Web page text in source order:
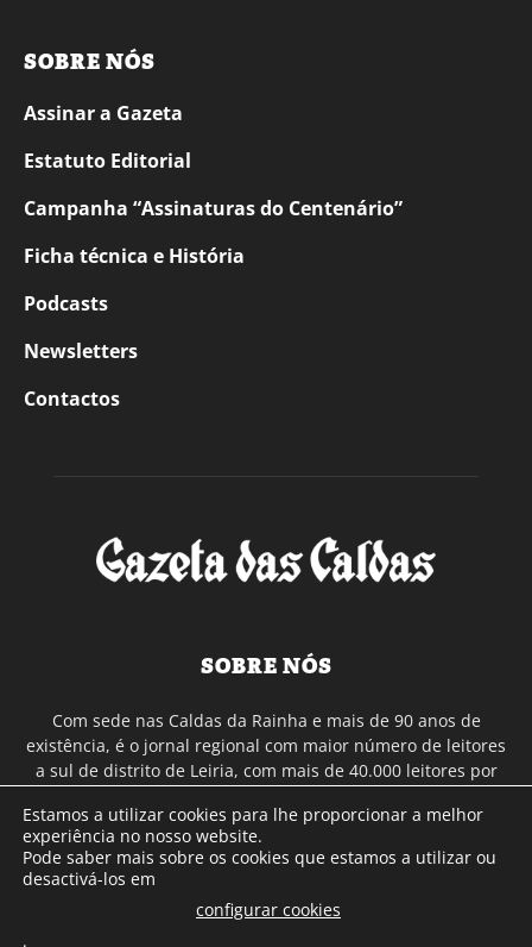
SOBRE NÓS
Assinar a Gazeta
Estatuto Editorial
Campanha “Assinaturas do Centenário”
Ficha técnica e História
Podcasts
Newsletters
Contactos
SOBRE NÓS
Com sede nas Caldas da Rainha e mais de 90 anos de
existência, é o jornal regional com maior número de leitores
a sul de distrito de Leiria, com mais de 40.000 leitores por
Continental e assinatura online.
SIGA-NOS
Estamos a utilizar cookies para lhe proporcionar a melhor
experiência no nosso website.
Pode saber mais sobre os cookies que estamos a utilizar ou
desactivá-los em
configurar cookies
.